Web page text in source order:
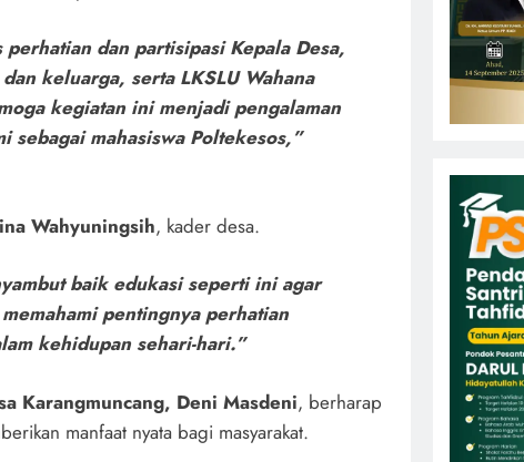
perhatian dan partisipasi Kepala Desa,
keluarga, serta LKSLU Wahana
kegiatan ini menjadi pengalaman
sebagai mahasiswa Poltekesos,”
Wahyuningsih, kader desa.
baik edukasi seperti ini agar
pentingnya perhatian
kehidupan sehari-hari.”
Karangmuncang, Deni Masdeni, berharap
manfaat nyata bagi masyarakat.